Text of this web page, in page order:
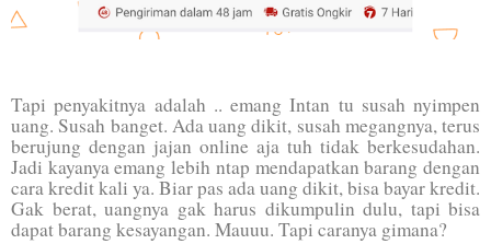
Tapi penyakitnya adalah .. emang Intan tu susah nyimpen
uang. Susah banget. Ada uang dikit, susah megangnya, terus
berujung dengan jajan online aja tuh tidak berkesudahan.
Jadi kayanya emang lebih ntap mendapatkan barang dengan
cara kredit kali ya. Biar pas ada uang dikit, bisa bayar kredit.
Gak berat, uangnya gak harus dikumpulin dulu, tapi bisa
dapat barang kesayangan. Mauuu. Tapi caranya gimana?